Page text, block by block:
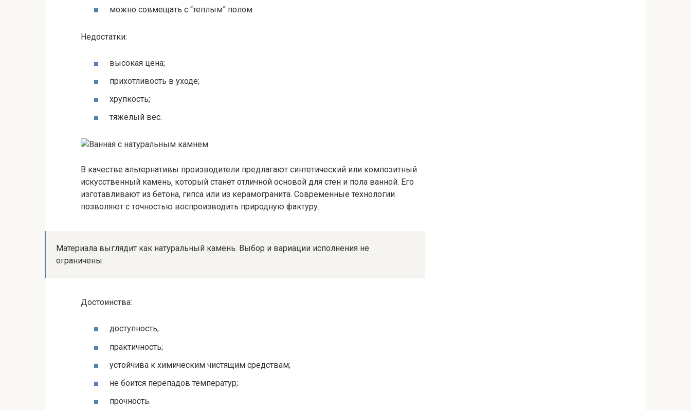
можно совмещать с “теплым” полом.
Недостатки:
высокая цена;
прихотливость в уходе;
хрупкость;
тяжелый вес.
В качестве альтернативы производители предлагают синтетический или композитный
искусственный камень, который станет отличной основой для стен и пола ванной. Его
изготавливают из бетона, гипса или из керамогранита. Современные технологии
позволяют с точностью воспроизводить природную фактуру.
Материала выглядит как натуральный камень. Выбор и вариации исполнения не
ограничены.
Достоинства:
доступность;
практичность;
устойчива к химическим чистящим средствам;
не боится перепадов температур;
прочность.